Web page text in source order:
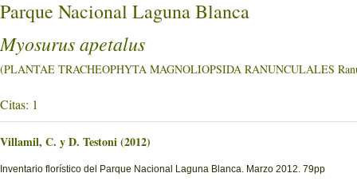
Parque Nacional Laguna Blanca
Myosurus apetalus
(PLANTAE TRACHEOPHYTA MAGNOLIOPSIDA RANUNCULALES
Citas: 1
Villamil, C. y D. Testoni (2012)
Inventario florístico del Parque Nacional Laguna Blanca. Marzo 2012. 79pp